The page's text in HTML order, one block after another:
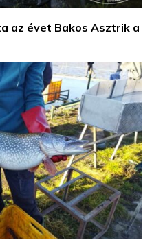
az évet Bakos Asztrik a